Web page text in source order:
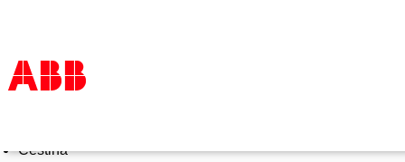
Products & Solutions
Čeština